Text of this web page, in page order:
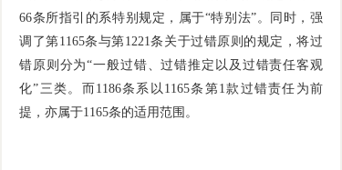
66条所指引的系特别规定，属于“特别法”。同时，强
调了第1165条与第1221条关于过错原则的规定，将过
错原则分为“一般过错、过错推定以及过错责任客观
化”三类。而1186条系以1165条第1款过错责任为前
提，亦属于1165条的适用范围。